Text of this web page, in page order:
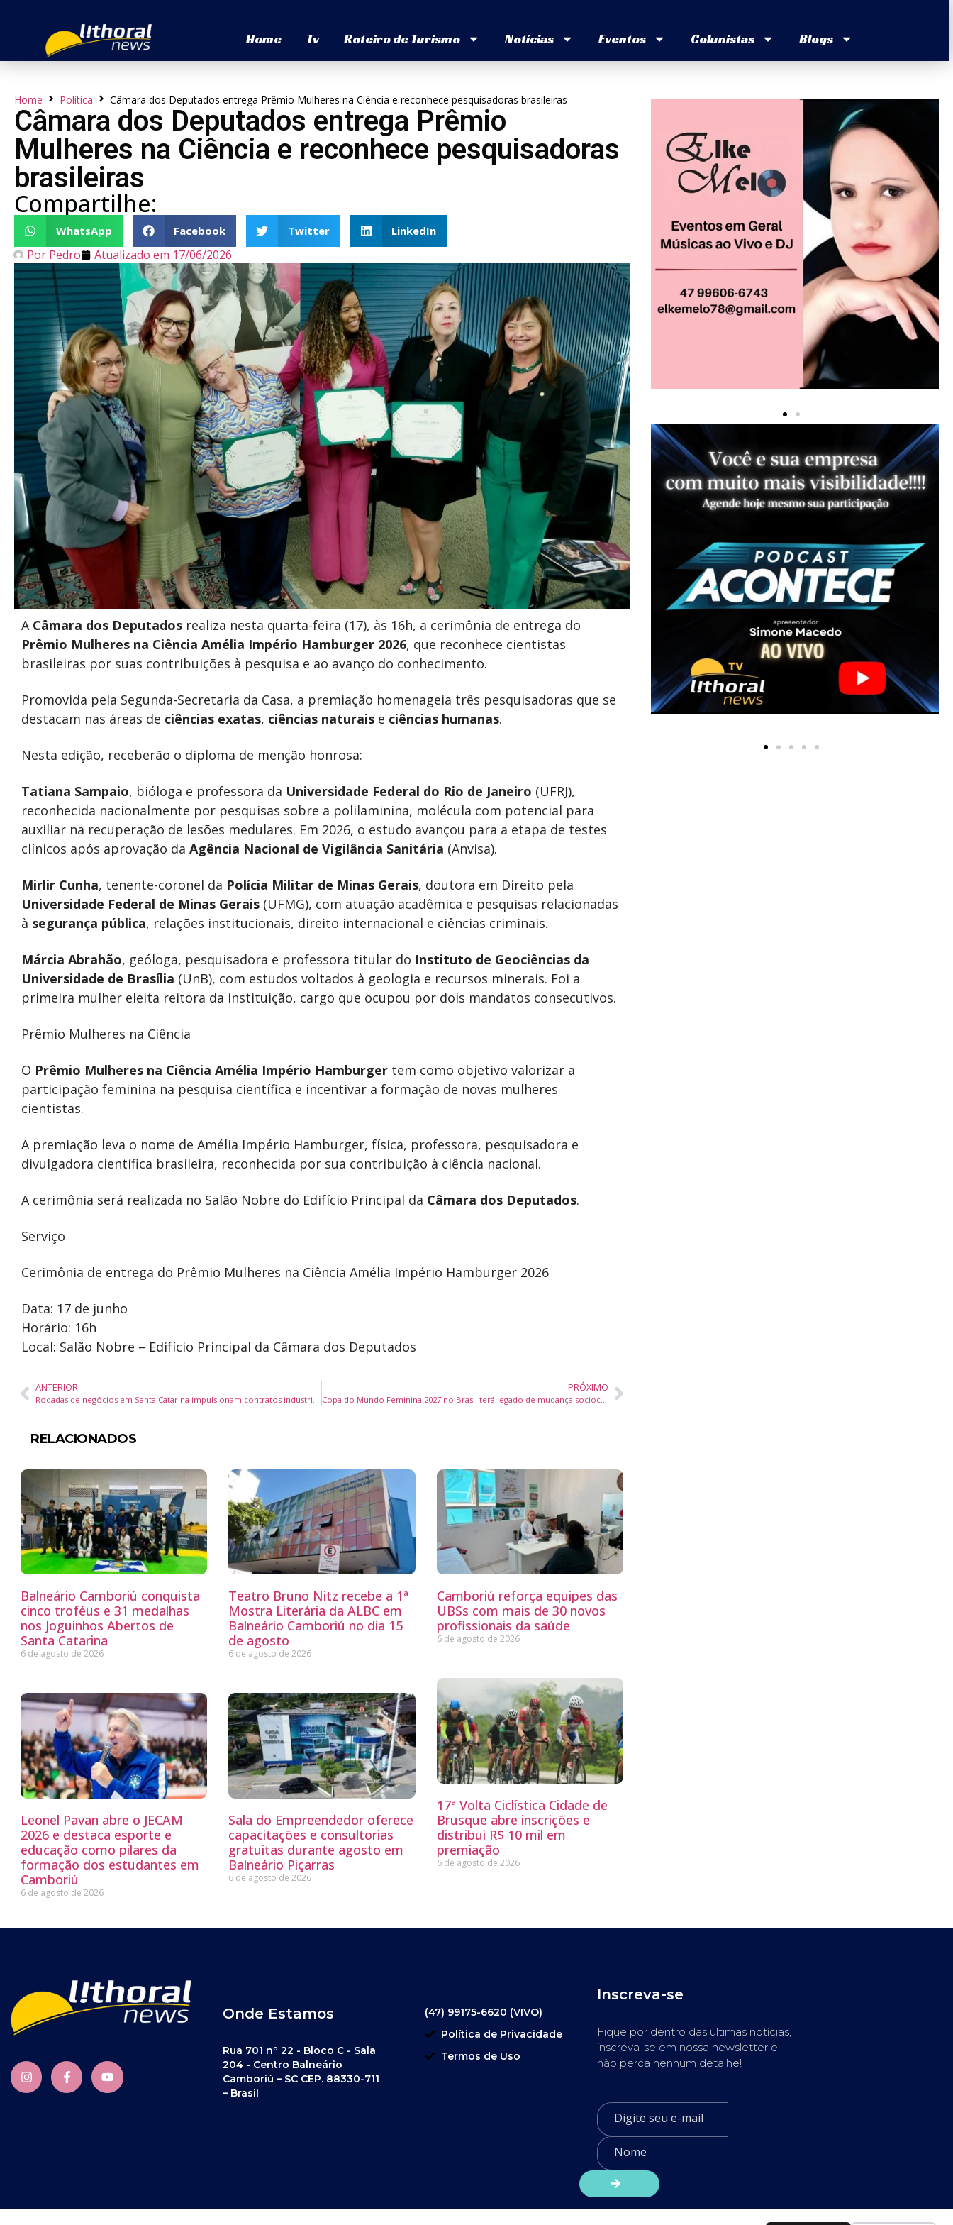
Home Tv Roteiro de Turismo Notícias Eventos Colunistas Blogs
Home Política Câmara dos Deputados entrega Prêmio Mulheres na Ciência e reconhece pesquisadoras brasileiras
Câmara dos Deputados entrega Prêmio
Mulheres na Ciência e reconhece pesquisadoras
brasileiras
Compartilhe:
WhatsApp Facebook Twitter LinkedIn
Por Pedro Atualizado em 17/06/2026
A Câmara dos Deputados realiza nesta quarta-feira (17), às 16h, a cerimônia de entrega do
Prêmio Mulheres na Ciência Amélia Império Hamburger 2026, que reconhece cientistas
brasileiras por suas contribuições à pesquisa e ao avanço do conhecimento.
Promovida pela Segunda-Secretaria da Casa, a premiação homenageia três pesquisadoras que se
destacam nas áreas de ciências exatas, ciências naturais e ciências humanas.
Nesta edição, receberão o diploma de menção honrosa:
Tatiana Sampaio, bióloga e professora da Universidade Federal do Rio de Janeiro (UFRJ),
reconhecida nacionalmente por pesquisas sobre a polilaminina, molécula com potencial para
auxiliar na recuperação de lesões medulares. Em 2026, o estudo avançou para a etapa de testes
clínicos após aprovação da Agência Nacional de Vigilância Sanitária (Anvisa).
Mirlir Cunha, tenente-coronel da Polícia Militar de Minas Gerais, doutora em Direito pela
Universidade Federal de Minas Gerais (UFMG), com atuação acadêmica e pesquisas relacionadas
à segurança pública, relações institucionais, direito internacional e ciências criminais.
Márcia Abrahão, geóloga, pesquisadora e professora titular do Instituto de Geociências da
Universidade de Brasília (UnB), com estudos voltados à geologia e recursos minerais. Foi a
primeira mulher eleita reitora da instituição, cargo que ocupou por dois mandatos consecutivos.
Prêmio Mulheres na Ciência
O Prêmio Mulheres na Ciência Amélia Império Hamburger tem como objetivo valorizar a
participação feminina na pesquisa científica e incentivar a formação de novas mulheres
cientistas.
A premiação leva o nome de Amélia Império Hamburger, física, professora, pesquisadora e
divulgadora científica brasileira, reconhecida por sua contribuição à ciência nacional.
A cerimônia será realizada no Salão Nobre do Edifício Principal da Câmara dos Deputados.
Serviço
Cerimônia de entrega do Prêmio Mulheres na Ciência Amélia Império Hamburger 2026
Data: 17 de junho
Horário: 16h
Local: Salão Nobre – Edifício Principal da Câmara dos Deputados
ANTERIOR
Rodadas de negócios em Santa Catarina impulsionam contratos industriais e logística internacional no Sul do Brasil
PRÓXIMO
Copa do Mundo Feminina 2027 no Brasil terá legado de mudança sociocultural, afirma ministro do Esporte
RELACIONADOS
Balneário Camboriú conquista
cinco troféus e 31 medalhas
nos Joguinhos Abertos de
Santa Catarina
6 de agosto de 2026
Teatro Bruno Nitz recebe a 1ª
Mostra Literária da ALBC em
Balneário Camboriú no dia 15
de agosto
6 de agosto de 2026
Camboriú reforça equipes das
UBSs com mais de 30 novos
profissionais da saúde
6 de agosto de 2026
Leonel Pavan abre o JECAM
2026 e destaca esporte e
educação como pilares da
formação dos estudantes em
Camboriú
6 de agosto de 2026
Sala do Empreendedor oferece
capacitações e consultorias
gratuitas durante agosto em
Balneário Piçarras
6 de agosto de 2026
17ª Volta Ciclística Cidade de
Brusque abre inscrições e
distribui R$ 10 mil em
premiação
6 de agosto de 2026
Onde Estamos
Rua 701 nº 22 - Bloco C - Sala
204 - Centro Balneário
Camboriú – SC CEP. 88330-711
– Brasil
(47) 99175-6620 (VIVO)
Política de Privacidade
Termos de Uso
Inscreva-se
Fique por dentro das últimas notícias,
inscreva-se em nossa newsletter e
não perca nenhum detalhe!